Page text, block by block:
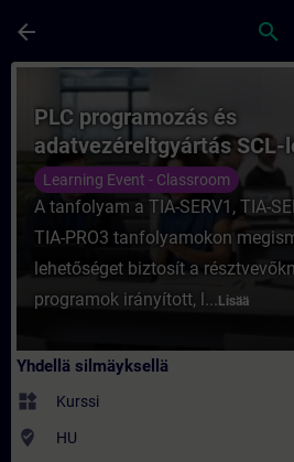
arrow_back search
Kurssi - PLC
PLC programozás és
adatvezéreltgyártás SCL-
Learning Event - Classroom
A tanfolyam a TIA-SERV1, TIA-
TIA-PRO3 tanfolyamokon
lehetőséget biztosít a
programok irányított, l... Lisää
Yhdellä silmäyksellä
widgets Kurssi
where_to_vote HU